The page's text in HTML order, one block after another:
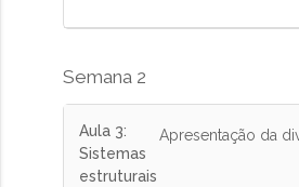
Semana 2
Aula 3:
Sistemas
estruturais